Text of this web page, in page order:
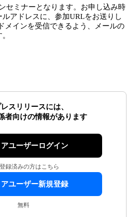
セミナーとなります。お申し込み時
アドレスに、参加URLをお送りし
メインを受信できるよう、メールの
スリリースには、
者向けの情報があります
アユーザーログイン
録済みの方はこちら
アユーザー新規登録
無料